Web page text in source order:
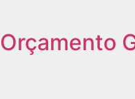
Orçamento